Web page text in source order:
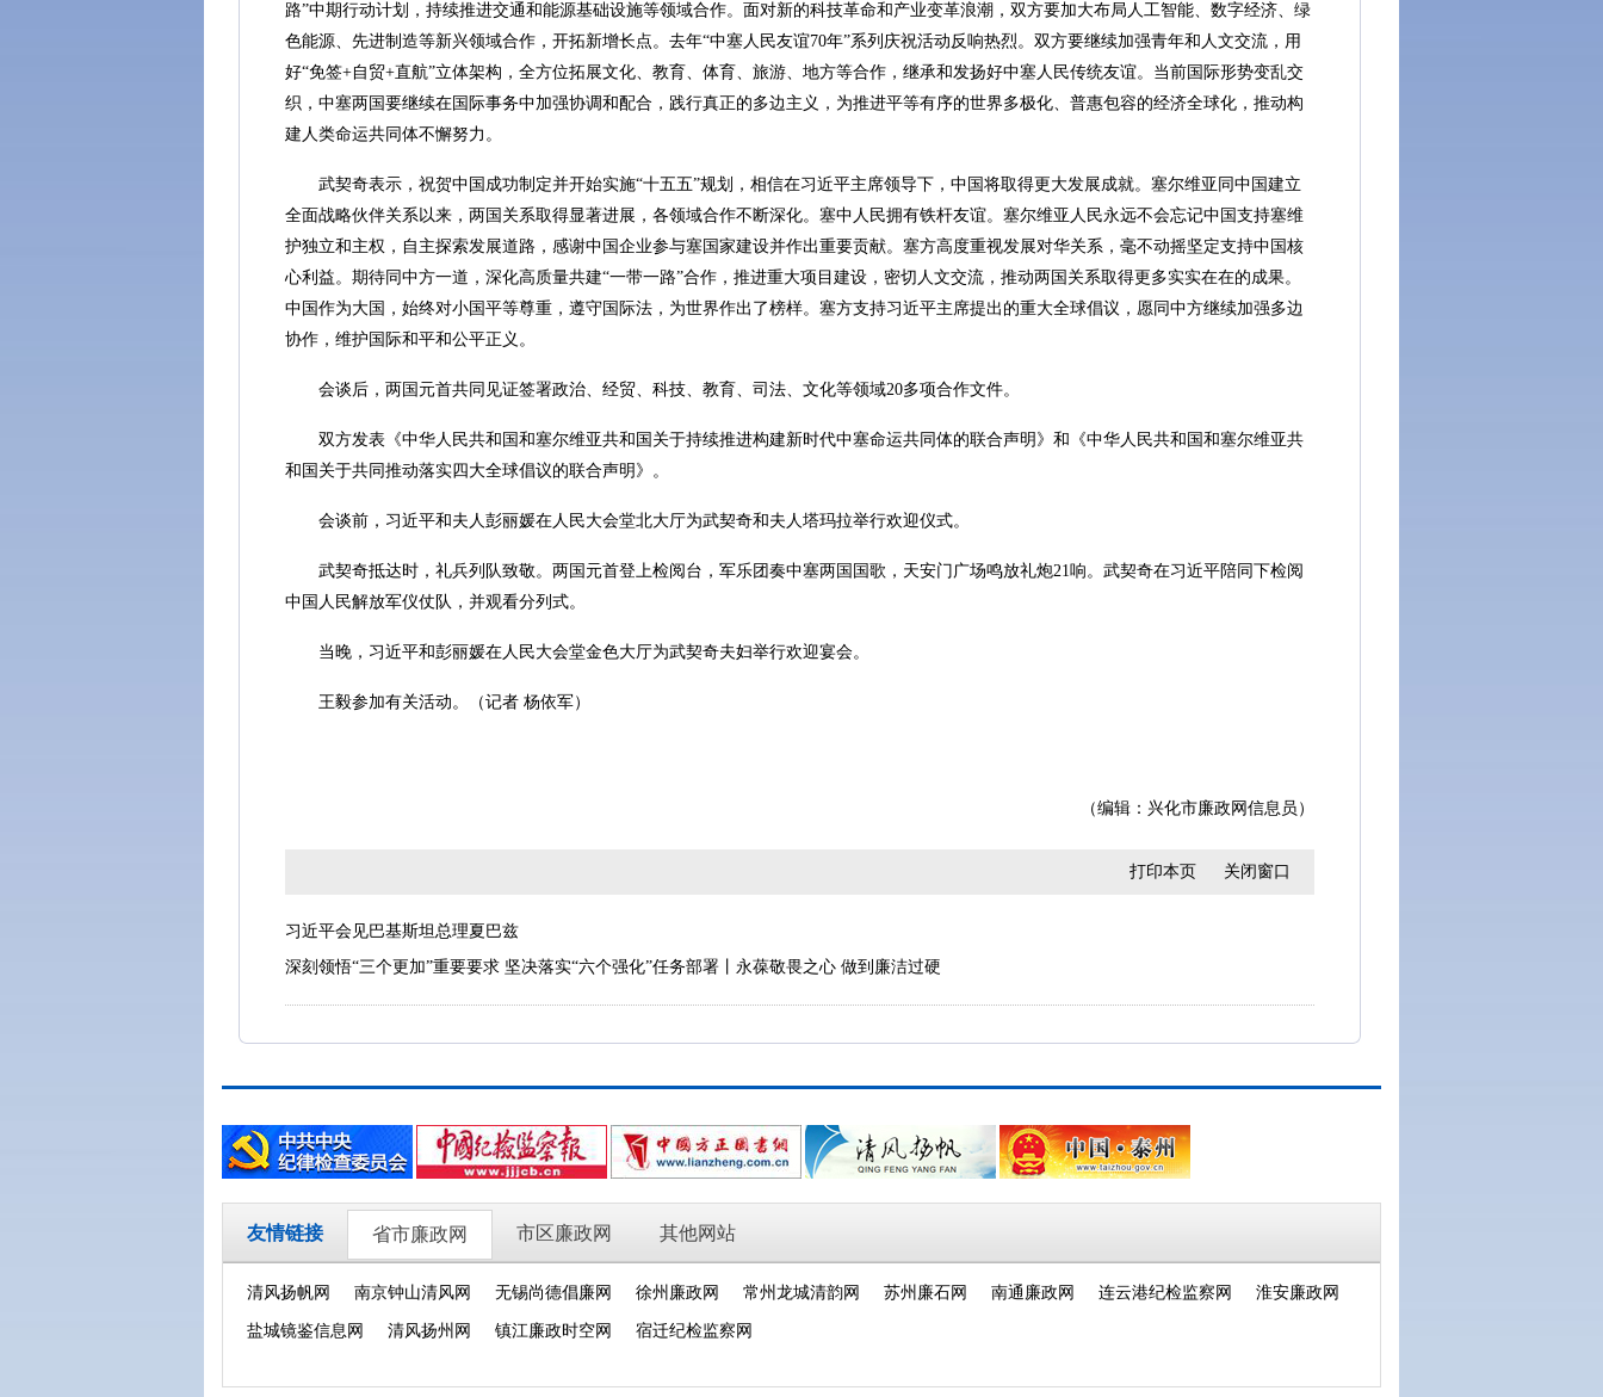
路”中期行动计划，持续推进交通和能源基础设施等领域合作。面对新的科技革命和产业变革浪潮，双方要加大布局人工智能、数字经济、绿
色能源、先进制造等新兴领域合作，开拓新增长点。去年“中塞人民友谊70年”系列庆祝活动反响热烈。双方要继续加强青年和人文交流，用
好“免签+自贸+直航”立体架构，全方位拓展文化、教育、体育、旅游、地方等合作，继承和发扬好中塞人民传统友谊。当前国际形势变乱交
织，中塞两国要继续在国际事务中加强协调和配合，践行真正的多边主义，为推进平等有序的世界多极化、普惠包容的经济全球化，推动构
建人类命运共同体不懈努力。
武契奇表示，祝贺中国成功制定并开始实施“十五五”规划，相信在习近平主席领导下，中国将取得更大发展成就。塞尔维亚同中国建立
全面战略伙伴关系以来，两国关系取得显著进展，各领域合作不断深化。塞中人民拥有铁杆友谊。塞尔维亚人民永远不会忘记中国支持塞维
护独立和主权，自主探索发展道路，感谢中国企业参与塞国家建设并作出重要贡献。塞方高度重视发展对华关系，毫不动摇坚定支持中国核
心利益。期待同中方一道，深化高质量共建“一带一路”合作，推进重大项目建设，密切人文交流，推动两国关系取得更多实实在在的成果。
中国作为大国，始终对小国平等尊重，遵守国际法，为世界作出了榜样。塞方支持习近平主席提出的重大全球倡议，愿同中方继续加强多边
协作，维护国际和平和公平正义。
会谈后，两国元首共同见证签署政治、经贸、科技、教育、司法、文化等领域20多项合作文件。
双方发表《中华人民共和国和塞尔维亚共和国关于持续推进构建新时代中塞命运共同体的联合声明》和《中华人民共和国和塞尔维亚共
和国关于共同推动落实四大全球倡议的联合声明》。
会谈前，习近平和夫人彭丽媛在人民大会堂北大厅为武契奇和夫人塔玛拉举行欢迎仪式。
武契奇抵达时，礼兵列队致敬。两国元首登上检阅台，军乐团奏中塞两国国歌，天安门广场鸣放礼炮21响。武契奇在习近平陪同下检阅
中国人民解放军仪仗队，并观看分列式。
当晚，习近平和彭丽媛在人民大会堂金色大厅为武契奇夫妇举行欢迎宴会。
王毅参加有关活动。（记者 杨依军）
（编辑：兴化市廉政网信息员）
打印本页 关闭窗口
习近平会见巴基斯坦总理夏巴兹
深刻领悟“三个更加”重要要求 坚决落实“六个强化”任务部署丨永葆敬畏之心 做到廉洁过硬
友情链接 省市廉政网 市区廉政网 其他网站
清风扬帆网 南京钟山清风网 无锡尚德倡廉网 徐州廉政网 常州龙城清韵网 苏州廉石网 南通廉政网 连云港纪检监察网 淮安廉政网
盐城镜鉴信息网 清风扬州网 镇江廉政时空网 宿迁纪检监察网